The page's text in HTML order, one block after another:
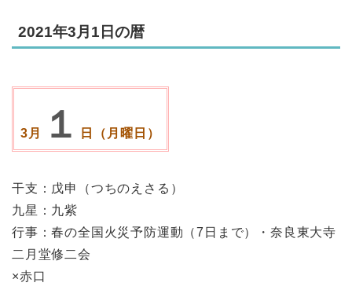
2021年3月1日の暦
3月 １ 日（月曜日）
干支：戊申（つちのえさる）
九星：九紫
行事：春の全国火災予防運動（7日まで）・奈良東大寺
二月堂修二会
×赤口